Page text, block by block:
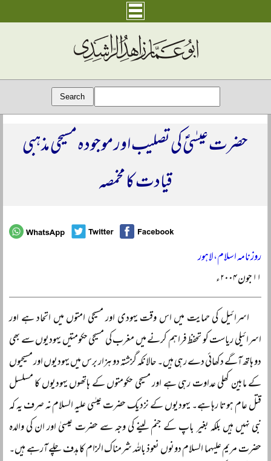
حضرت عیسٰیؑ کی تصلیب اور موجودہ مسیحی مذہبی
قیادت کا مخمصہ
روزنامہ اسلام، لاہور
۱۱ جون ۲۰۰۴ء
اسرائیل کی حمایت میں اس وقت یہودی اور مسیحی امتوں میں اتحاد ہے اور
اسرائیلی ریاست کو تحفظ فراہم کرنے میں مغرب کی مسیحی حکومتیں یہودیوں سے بھی
دو ہاتھ آگے دکھائی دے رہی ہیں۔ حالانکہ گزشتہ دو ہزار برس میں یہودیوں اور مسیحیوں
کے مابین کھلی عداوت رہی ہے اور مسیحی حکومتوں کے ہاتھوں یہودیوں کا مسلسل
قتل عام ہوتا رہا ہے۔ یہودیوں کے نزدیک حضرت عیسٰی علیہ السلام نہ صرف یہ کہ
نبی نہیں ہیں بلکہ بغیر باپ کے جنم لینے کی وجہ سے حضرت عیسیٰ اور ان کی والدہ
حضرت مریم علیہما السلام دونوں نعوذ باللہ شرمناک الزام کا ہدف چلے آرہے ہیں۔